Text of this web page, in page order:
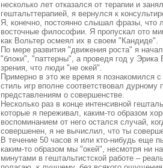
несколько лет отказался от терапии и
гештальттерапией, я вернулся к
Я, конечно, постоянно слышал фразы, что
восточные философии. Я пропускал ото
как Вольтер осмеял их в своем "Кандиде".
По мере развития "движения роста" я
"блоки", "паттерны", а проведя год у
зрения, что люди "не окей".
Примерно в это же время я познакомился
стиль игр вполне соответствовал
представлениям о совершенстве.
Несколько раз в конце интенсивной
которые я переживал, каким-то образом
воспоминанием от него остался случай,
совершенен, я не вычислил, что ты
В течение 50 часов я или кто-нибудь еще
каким-то образом мы "окей", несмотря ни
минутами в гештальтистской работе –